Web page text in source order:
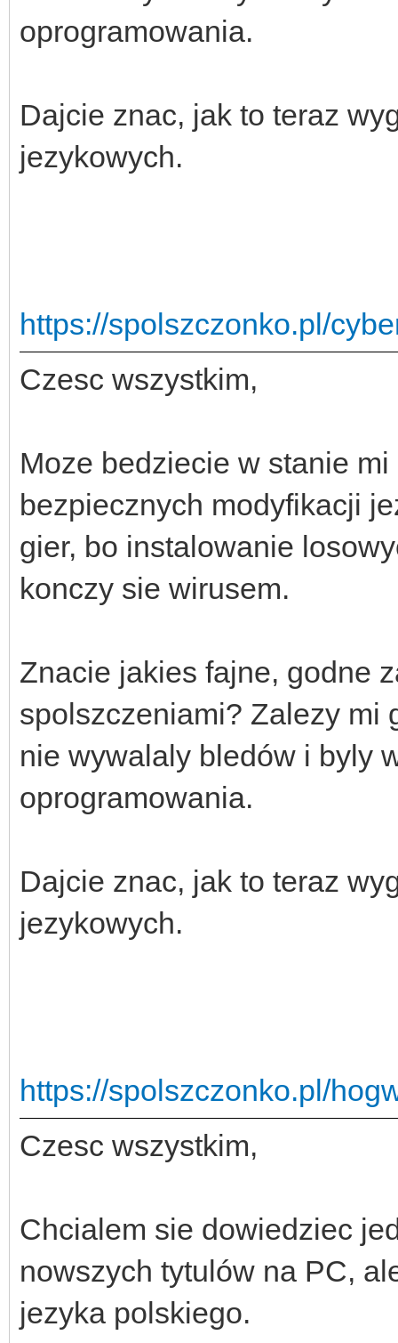
oprogramowania.
Dajcie znac, jak to teraz
jezykowych.
https://spolszczonko.pl/
Czesc wszystkim,
Moze bedziecie w stanie
bezpiecznych modyfikacji
gier, bo instalowanie
konczy sie wirusem.
Znacie jakies fajne, godne
spolszczeniami? Zalezy mi
nie wywalaly bledów i byly
oprogramowania.
Dajcie znac, jak to teraz
jezykowych.
https://spolszczonko.pl/
Czesc wszystkim,
Chcialem sie dowiedziec
nowszych tytulów na PC,
jezyka polskiego.